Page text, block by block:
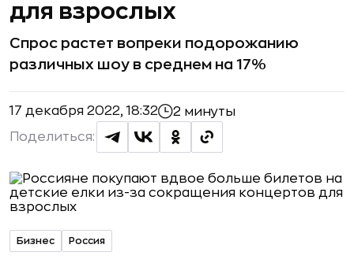
для взрослых
Спрос растет вопреки подорожанию
различных шоу в среднем на 17%
17 декабря 2022, 18:32 2 минуты
Поделиться:
Бизнес Россия